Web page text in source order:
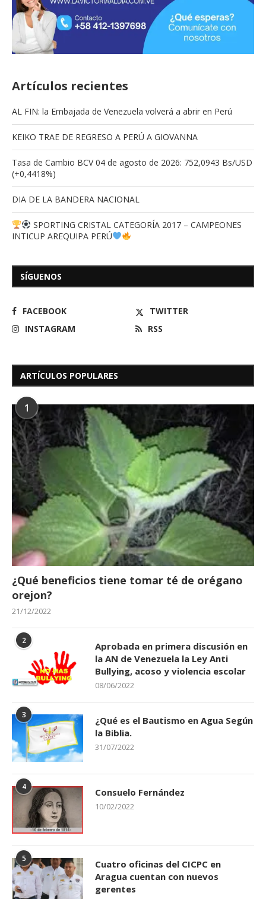
Artículos recientes
AL FIN: la Embajada de Venezuela volverá a abrir en Perú
KEIKO TRAE DE REGRESO A PERÚ A GIOVANNA
Tasa de Cambio BCV 04 de agosto de 2026: 752,0943 Bs/USD
(+0,4418%)
DIA DE LA BANDERA NACIONAL
SPORTING CRISTAL CATEGORÍA 2017 – CAMPEONES
INTICUP AREQUIPA PERÚ
SÍGUENOS
FACEBOOK
TWITTER
INSTAGRAM
RSS
ARTÍCULOS POPULARES
1
¿Qué beneficios tiene tomar té de orégano
orejon?
21/12/2022
2
Aprobada en primera discusión en
la AN de Venezuela la Ley Anti
Bullying, acoso y violencia escolar
08/06/2022
3
¿Qué es el Bautismo en Agua Según
la Biblia.
31/07/2022
4 Consuelo Fernández
10/02/2022
5
Cuatro oficinas del CICPC en
Aragua cuentan con nuevos
gerentes